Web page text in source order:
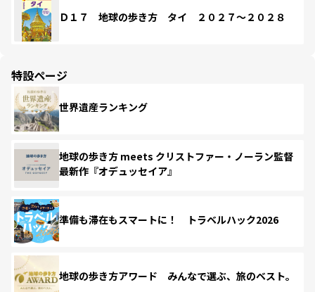
Ｄ１７ 地球の歩き方 タイ ２０２７～２０２８
特設ページ
世界遺産ランキング
地球の歩き方 meets クリストファー・ノーラン監督
最新作『オデュッセイア』
準備も滞在もスマートに！ トラベルハック2026
地球の歩き方アワード みんなで選ぶ、旅のベスト。